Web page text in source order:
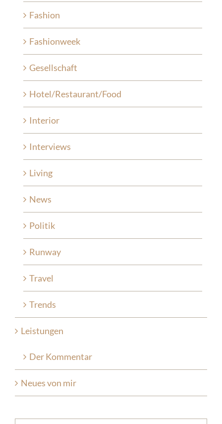
Fashion
Fashionweek
Gesellschaft
Hotel/Restaurant/Food
Interior
Interviews
Living
News
Politik
Runway
Travel
Trends
Leistungen
Der Kommentar
Neues von mir